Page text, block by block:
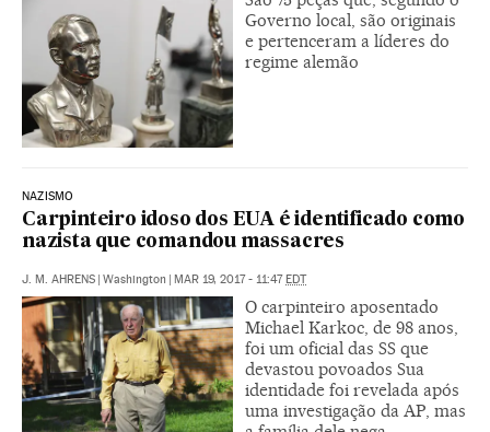
Governo local, são originais
e pertenceram a líderes do
regime alemão
NAZISMO
Carpinteiro idoso dos EUA é identificado como
nazista que comandou massacres
J. M. AHRENS Washington MAR 19, 2017 - 11:47 EDT
O carpinteiro aposentado
Michael Karkoc, de 98 anos,
foi um oficial das SS que
devastou povoados Sua
identidade foi revelada após
uma investigação da AP, mas